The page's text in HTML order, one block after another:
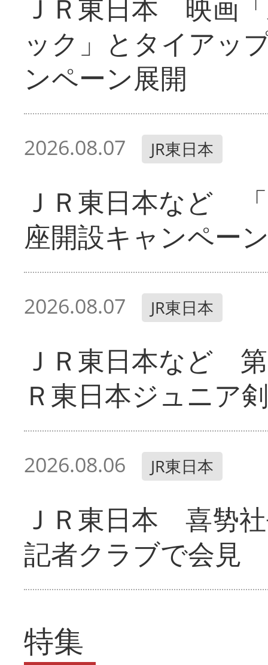
ＪＲ東日本 映画
ック」とタイアッ
ンペーン展開
2026.08.07 JR東日本
ＪＲ東日本など
座開設キャンペー
2026.08.07 JR東日本
ＪＲ東日本など
Ｒ東日本ジュニア
2026.08.06 JR東日本
ＪＲ東日本 喜㔟
記者クラブで会見
特集